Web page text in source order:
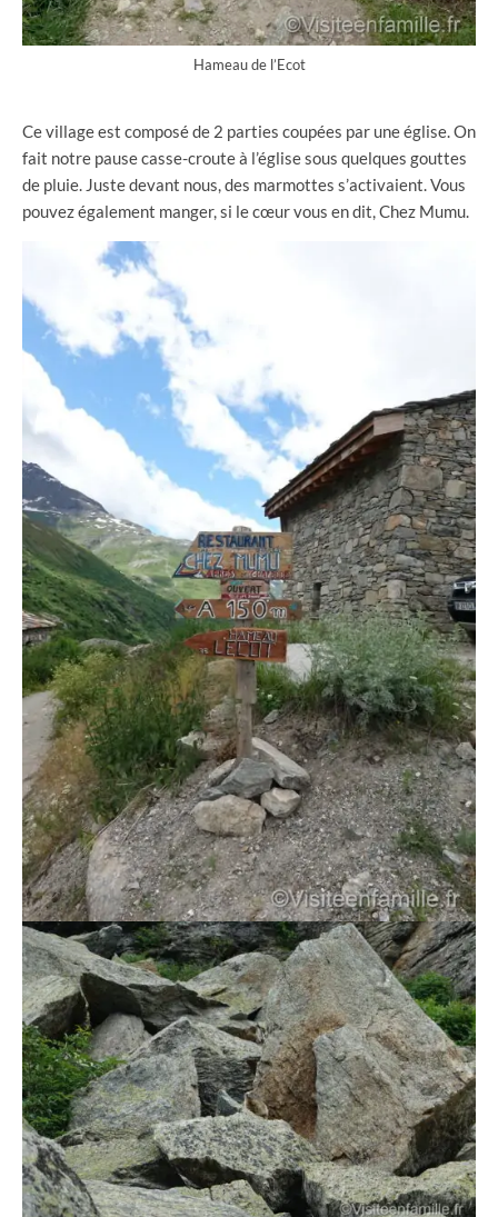
Hameau de l’Ecot
Ce village est composé de 2 parties coupées par une église. On
fait notre pause casse-croute à l’église sous quelques gouttes
de pluie. Juste devant nous, des marmottes s’activaient. Vous
pouvez également manger, si le cœur vous en dit, Chez Mumu.